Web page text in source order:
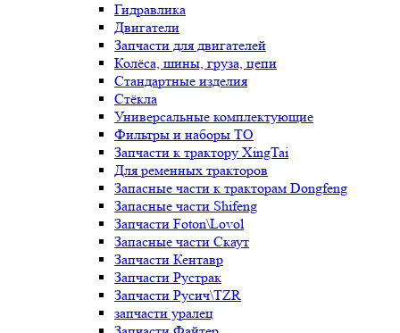
Гидравлика
Двигатели
Запчасти для двигателей
Колёса, шины, груза, цепи
Стандартные изделия
Стёкла
Универсальные комплектующие
Фильтры и наборы ТО
Запчасти к трактору XingTai
Для ременных тракторов
Запасные части к тракторам Dongfeng
Запасные части Shifeng
Запчасти Foton\Lovol
Запасные части Скаут
Запчасти Кентавр
Запчасти Рустрак
Запчасти Русич\TZR
запчасти уралец